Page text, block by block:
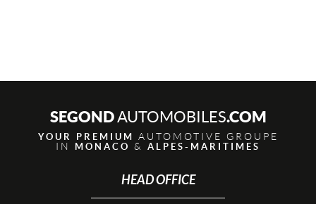
SEGONDAUTOMOBILES.COM
YOUR PREMIUM
AUTOMOTIVE GROUPE
IN
MONACO & ALPES-MARITIMES
HEAD OFFICE